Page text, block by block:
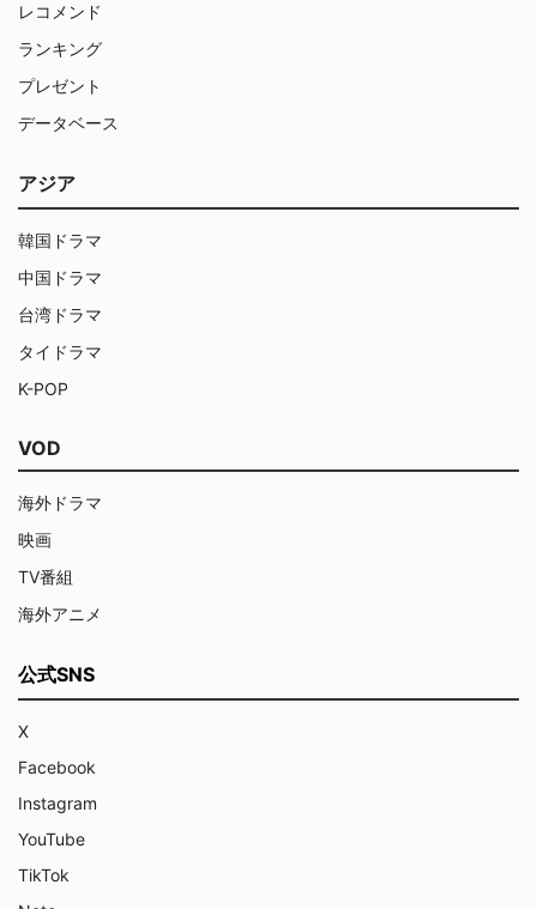
レコメンド
ランキング
プレゼント
データベース
アジア
韓国ドラマ
中国ドラマ
台湾ドラマ
タイドラマ
K-POP
VOD
海外ドラマ
映画
TV番組
海外アニメ
公式SNS
X
Facebook
Instagram
YouTube
TikTok